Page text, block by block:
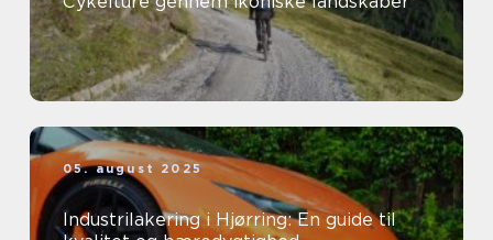
05. august 2025
Industrilakering i Hjørring: En guide til